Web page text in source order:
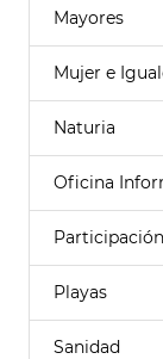
Mayores
Mujer e
Naturia
Oficina
Participación
Playas
Sanidad